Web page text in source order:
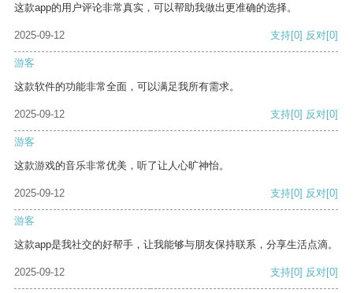
这款app的用户评论非常真实，可以帮助我做出更准确的选择。
2025-09-12 支持[0] 反对[0]
游客
这款软件的功能非常全面，可以满足我所有需求。
2025-09-12 支持[0] 反对[0]
游客
这款游戏的音乐非常优美，听了让人心旷神怡。
2025-09-12 支持[0] 反对[0]
游客
这款app是我社交的好帮手，让我能够与朋友保持联系，分享生活点滴。
2025-09-12 支持[0] 反对[0]